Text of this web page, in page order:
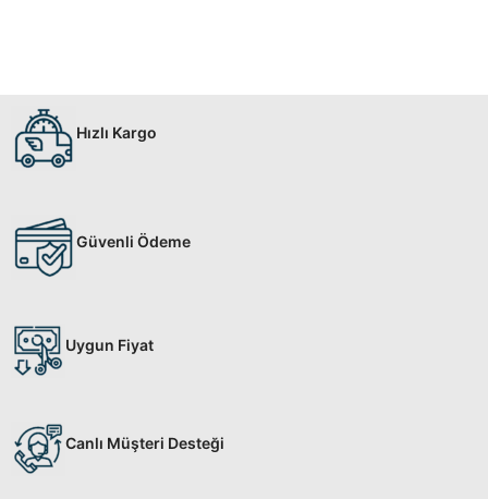
Hızlı Kargo
Güvenli Ödeme
Uygun Fiyat
Canlı Müşteri Desteği